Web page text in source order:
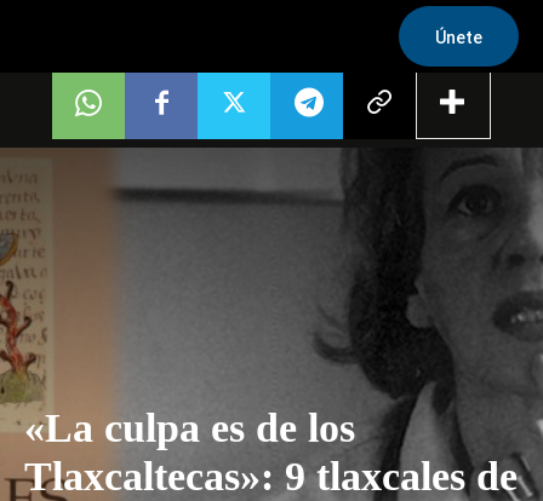
Únete
«La culpa es de los
Tlaxcaltecas»: 9 tlaxcales de